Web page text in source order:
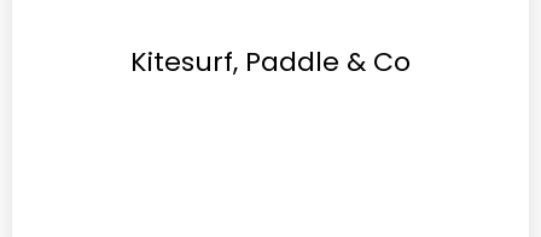
Kitesurf, Paddle & Co